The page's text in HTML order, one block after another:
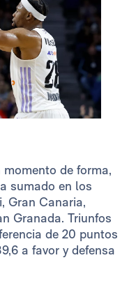
de forma,
sumado en los
Gran Canaria,
Granada. Triunfos
de 20 puntos
a favor y defensa